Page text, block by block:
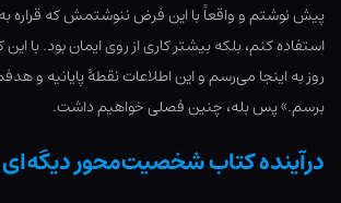
پیش نوشتم و واقعاً با این فرض ننوشتمش که
استفاده کنم، بلکه بیشتر کاری از روی ایمان بود. با
روز به اینجا می‌رسم و این اطلاعات نقطۀ پایانیه و
برسم.» پس بله، چنین فصلی خواهیم داشت.
در‌آینده کتاب شخصیت‌محور